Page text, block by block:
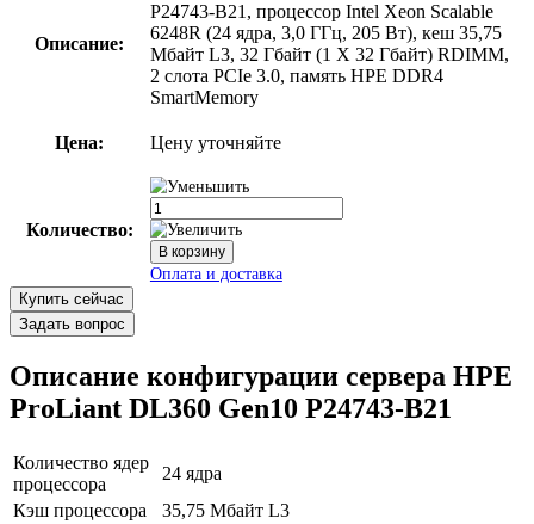
Описание:
P24743-B21, процессор Intel Xeon Scalable
6248R (24 ядра, 3,0 ГГц, 205 Вт), кеш 35,75
Мбайт L3, 32 Гбайт (1 X 32 Гбайт) RDIMM,
2 слота PCIe 3.0, память HPE DDR4
SmartMemory
Цена: Цену уточняйте
Количество:
Купить сейчас
Задать вопрос
Описание конфигурации сервера HPE
ProLiant DL360 Gen10 P24743-B21
Количество ядер
процессора
24 ядра
Кэш процессора
35,75 Мбайт L3